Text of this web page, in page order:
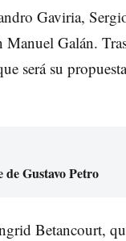
Gaviria,
Galán.
será su
Gustavo Petro
Betancourt,